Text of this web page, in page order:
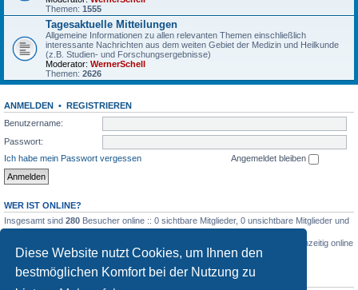
Diese Website nutzt Cookies, um Ihnen den
bestmöglichen Komfort bei der Nutzung zu
Themen: 1555
Tagesaktuelle Mitteilungen
Allgemeine Informationen zu allen relevanten Themen einschließlich
interessante Nachrichten aus dem weiten Gebiet der Medizin und Heilkunde
(z.B. Studien- und Forschungsergebnisse)
Moderator: WernerSchell
Themen: 2626
ANMELDEN • REGISTRIEREN
Benutzername:
Passwort:
Ich habe mein Passwort vergessen
Angemeldet bleiben
WER IST ONLINE?
Insgesamt sind 280 Besucher online :: 0 sichtbare Mitglieder, 0 unsichtbare Mitglieder und
280 Gäste (basierend auf den aktiven Besuchern der letzten 5 Minuten)
Besuchern, die am 03.03.2026, 04:26 gleichzeitig online
waren.